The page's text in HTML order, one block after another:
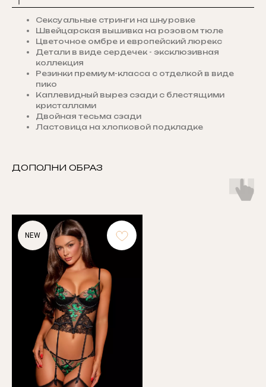
Сексуальные стринги на шнуровке
Швейцарская вышивка на розовом тюле
Цветочное омбре и европейский люрекс
Детали в виде сердечек - эксклюзивная
коллекция
Резинки премиум-класса с отделкой в виде
пико
Каплевидный вырез сзади с блестящими
кристаллами
Двойная тесьма сзади
Ластовица на хлопковой подкладке
ДОПОЛНИ ОБРАЗ
NEW